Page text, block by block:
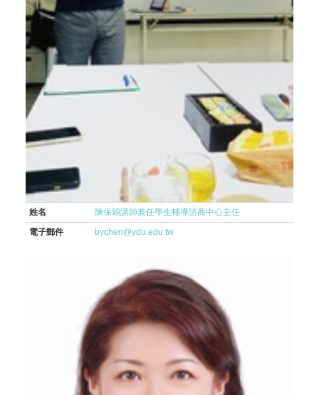
姓名
陳保穎講師兼任學生輔導諮商中心主任
電子郵件
bychen@ydu.edu.tw